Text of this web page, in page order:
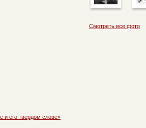
и его твердом слове»
Смотреть все фото